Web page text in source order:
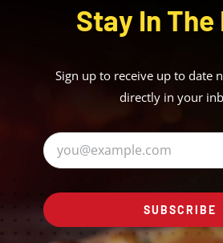
Stay In
Sign up to receive up to date
directly in your
SUBSCRIBE